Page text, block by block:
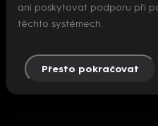
Nepodařilo se
ani poskytovat podporu při
těchto systémech.
Přesto pokračovat